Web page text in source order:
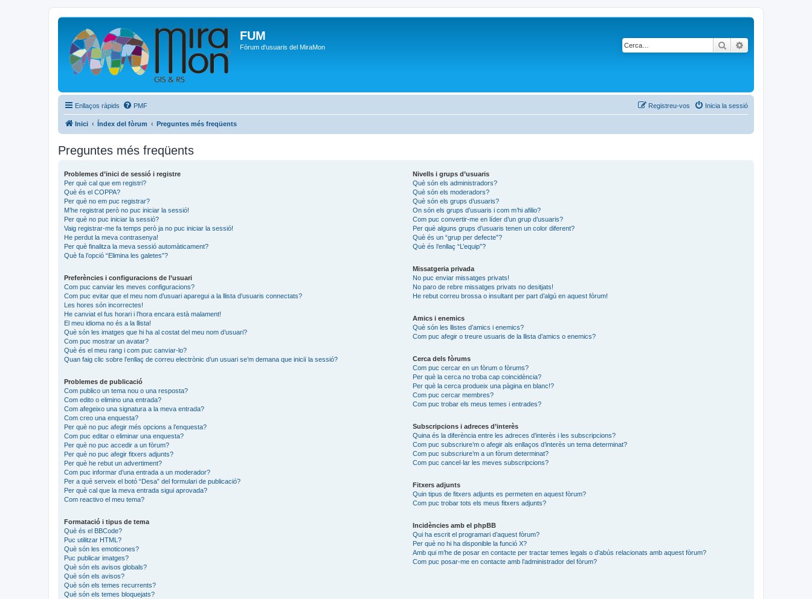
FUM
Fòrum d'usuaris del MiraMon Cerca
Enllaços ràpids PMF Inicia la sessió
Registreu-vos
Inici Índex del fòrum Preguntes més freqüents
Preguntes més freqüents
Problemes d’inici de sessió i registre
Per què cal que em registri?
Què és el COPPA?
Per què no em puc registrar?
M’he registrat però no puc iniciar la sessió!
Per què no puc iniciar la sessió?
Vaig registrar-me fa temps però ja no puc iniciar la sessió!
He perdut la meva contrasenya!
Per què finalitza la meva sessió automàticament?
Què fa l’opció “Elimina les galetes”?
Preferències i configuracions de l’usuari
Com puc canviar les meves configuracions?
Com puc evitar que el meu nom d’usuari aparegui a la llista d’usuaris connectats?
Les hores són incorrectes!
He canviat el fus horari i l’hora encara està malament!
El meu idioma no és a la llista!
Què són les imatges que hi ha al costat del meu nom d’usuari?
Com puc mostrar un avatar?
Què és el meu rang i com puc canviar-lo?
Quan faig clic sobre l’enllaç de correu electrònic d’un usuari se’m demana que iniciï la sessió?
Problemes de publicació
Com publico un tema nou o una resposta?
Com edito o elimino una entrada?
Com afegeixo una signatura a la meva entrada?
Com creo una enquesta?
Per què no puc afegir més opcions a l’enquesta?
Com puc editar o eliminar una enquesta?
Per què no puc accedir a un fòrum?
Per què no puc afegir fitxers adjunts?
Per què he rebut un advertiment?
Com puc informar d’una entrada a un moderador?
Per a què serveix el botó “Desa” del formulari de publicació?
Per què cal que la meva entrada sigui aprovada?
Com reactivo el meu tema?
Formatació i tipus de tema
Què és el BBCode?
Puc utilitzar HTML?
Què són les emoticones?
Puc publicar imatges?
Què són els avisos globals?
Què són els avisos?
Què són els temes recurrents?
Què són els temes bloquejats?
Nivells i grups d’usuaris
Què són els administradors?
Què són els moderadors?
Què són els grups d’usuaris?
On són els grups d’usuaris i com m’hi afilio?
Com puc convertir-me en líder d’un grup d’usuaris?
Per què alguns grups d’usuaris tenen un color diferent?
Què és un “grup per defecte”?
Què és l’enllaç “L’equip”?
Missatgeria privada
No puc enviar missatges privats!
No paro de rebre missatges privats no desitjats!
He rebut correu brossa o insultant per part d’algú en aquest fòrum!
Amics i enemics
Què són les llistes d’amics i enemics?
Com puc afegir o treure usuaris de la llista d’amics o enemics?
Cerca dels fòrums
Com puc cercar en un fòrum o fòrums?
Per què la cerca no troba cap coincidència?
Per què la cerca produeix una pàgina en blanc!?
Com puc cercar membres?
Com puc trobar els meus temes i entrades?
Subscripcions i adreces d’interès
Quina és la diferència entre les adreces d’interès i les subscripcions?
Com puc subscriure’m o afegir als enllaços d’interès un tema determinat?
Com puc subscriure’m a un fòrum determinat?
Com puc cancel·lar les meves subscripcions?
Fitxers adjunts
Quin tipus de fitxers adjunts es permeten en aquest fòrum?
Com puc trobar tots els meus fitxers adjunts?
Incidències amb el phpBB
Qui ha escrit el programari d’aquest fòrum?
Per què no hi ha disponible la funció X?
Amb qui m’he de posar en contacte per tractar temes legals o d’abús relacionats amb aquest fòrum?
Com puc posar-me en contacte amb l’administrador del fòrum?